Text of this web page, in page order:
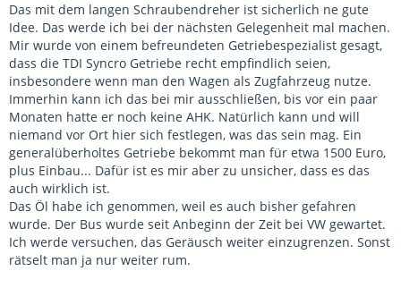
Das mit dem langen Schraubendreher ist sicherlich ne gute
Idee. Das werde ich bei der nächsten Gelegenheit mal machen.
Mir wurde von einem befreundeten Getriebespezialist gesagt,
dass die TDI Syncro Getriebe recht empfindlich seien,
insbesondere wenn man den Wagen als Zugfahrzeug nutze.
Immerhin kann ich das bei mir ausschließen, bis vor ein paar
Monaten hatte er noch keine AHK. Natürlich kann und will
niemand vor Ort hier sich festlegen, was das sein mag. Ein
generalüberholtes Getriebe bekommt man für etwa 1500 Euro,
plus Einbau... Dafür ist es mir aber zu unsicher, dass es das
auch wirklich ist.
Das Öl habe ich genommen, weil es auch bisher gefahren
wurde. Der Bus wurde seit Anbeginn der Zeit bei VW gewartet.
Ich werde versuchen, das Geräusch weiter einzugrenzen. Sonst
rätselt man ja nur weiter rum.